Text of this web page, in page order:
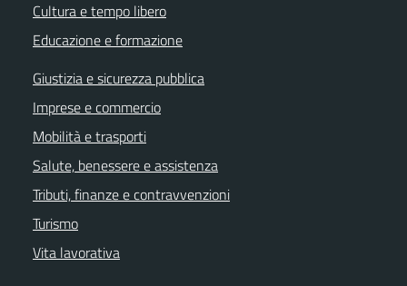
Cultura e tempo libero
Educazione e formazione
Giustizia e sicurezza pubblica
Imprese e commercio
Mobilità e trasporti
Salute, benessere e assistenza
Tributi, finanze e contravvenzioni
Turismo
Vita lavorativa